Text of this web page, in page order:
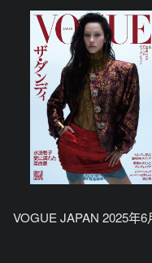
VOGUE JAPAN 2025年6